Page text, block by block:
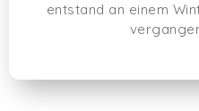
entstand an einem